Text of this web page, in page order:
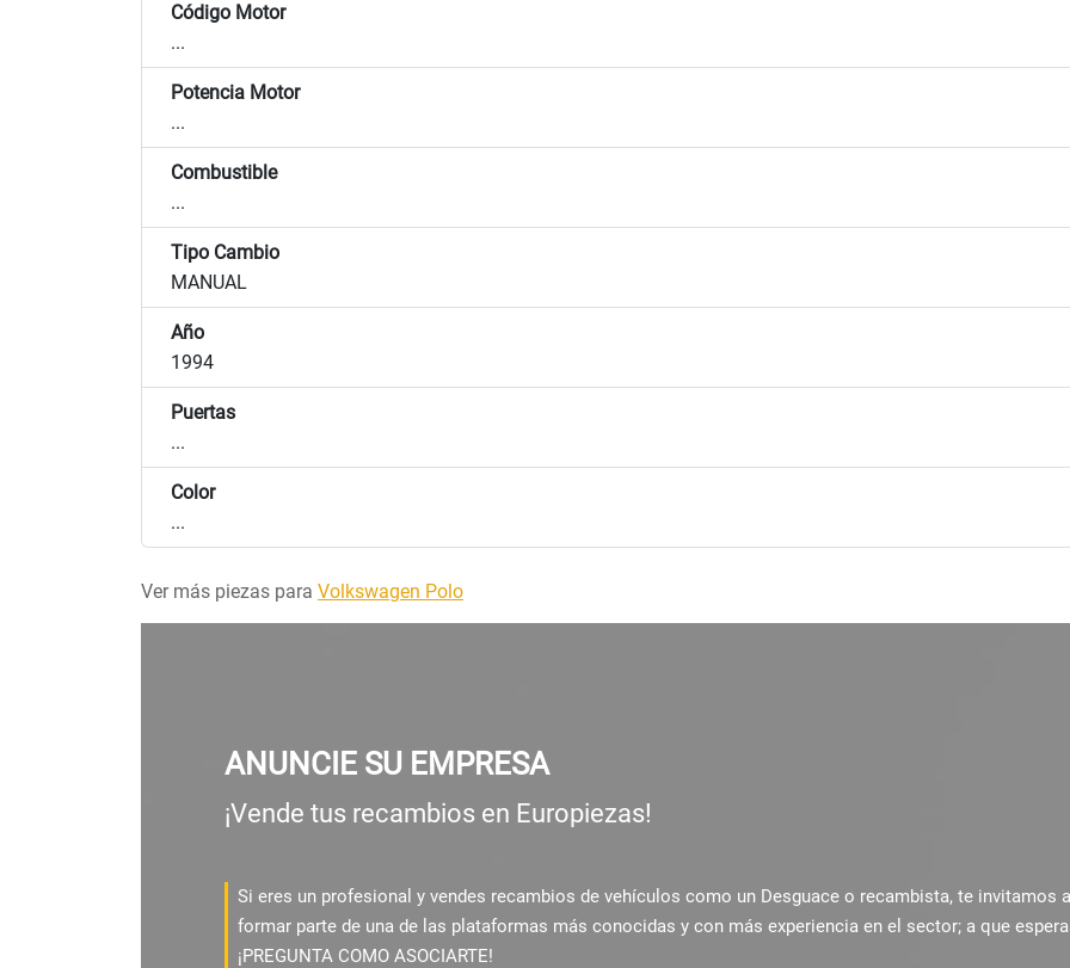
Código Motor
...
Potencia Motor
...
Combustible
...
Tipo Cambio
MANUAL
Año
1994
Puertas
...
Color
...
Ver más piezas para Volkswagen Polo
ANUNCIE SU EMPRESA
¡Vende tus recambios en Europiezas!
Si eres un profesional y vendes recambios de vehículos como un Desguace o recambista, te invitamos a
formar parte de una de las plataformas más conocidas y con más experiencia en el sector; a que
¡PREGUNTA COMO ASOCIARTE!